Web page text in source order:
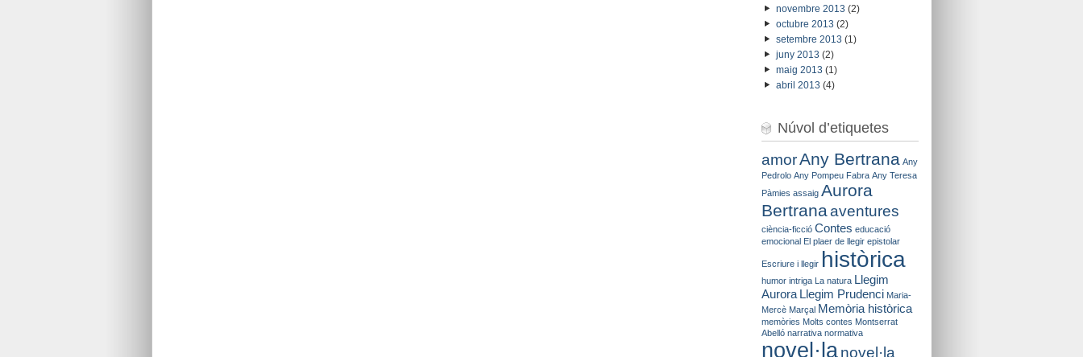
novembre 2013 (2)
octubre 2013 (2)
setembre 2013 (1)
juny 2013 (2)
maig 2013 (1)
abril 2013 (4)
Núvol d’etiquetes
amorAny Bertrana Any
Pedrolo Any Pompeu Fabra Any Teresa
Pàmies assaig Aurora
Bertranaaventures
ciència-ficció Contes educació
emocional El plaer de llegir epistolar
Escriure i llegir històrica
humor intriga La natura Llegim
Aurora Llegim Prudenci Maria-
Mercè Marçal Memòria històrica
memòries Molts contes Montserrat
Abelló narrativa normativa
novel·la novel·la